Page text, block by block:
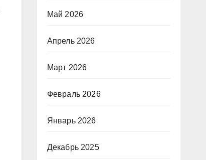
Май 2026
Апрель 2026
Март 2026
Февраль 2026
Январь 2026
Декабрь 2025